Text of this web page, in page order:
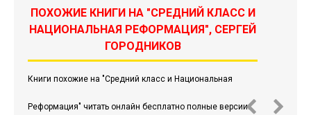
ПОХОЖИЕ КНИГИ НА "СРЕДНИЙ КЛАСС И
НАЦИОНАЛЬНАЯ РЕФОРМАЦИЯ", СЕРГЕЙ
ГОРОДНИКОВ
Книги похожие на "Средний класс и Национальная
Реформация" читать онлайн бесплатно полные версии.